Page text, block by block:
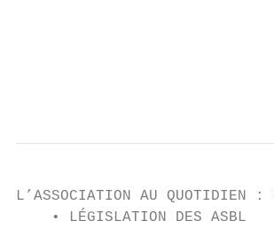
L’ASSOCIATION AU QUOTIDIEN :
    • LÉGISLATION DES ASBL